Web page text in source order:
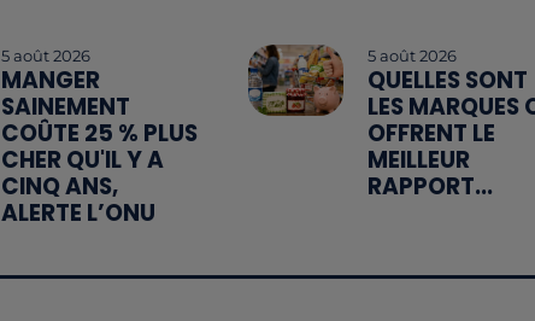
5 août 2026
MANGER
SAINEMENT
COÛTE 25 % PLUS
CHER QU'IL Y A
CINQ ANS,
ALERTE L’ONU
5 août 2026
QUELLES SONT
LES MARQUES
OFFRENT LE
MEILLEUR
RAPPORT...